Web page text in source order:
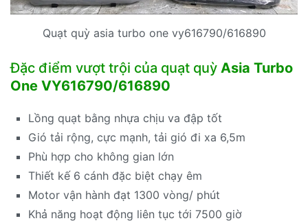
Quạt quỳ asia turbo one vy616790/616890
Đặc điểm vượt trội của quạt quỳ Asia Turbo
One VY616790/616890
Lồng quạt bằng nhựa chịu va đập tốt
Gió tải rộng, cực mạnh, tải gió đi xa 6,5m
Phù hợp cho không gian lớn
Thiết kế 6 cánh đặc biệt chạy êm
Motor vận hành đạt 1300 vòng/ phút
Khả năng hoạt động liên tục tới 7500 giờ